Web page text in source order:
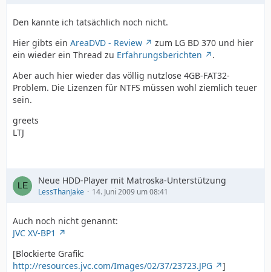
Den kannte ich tatsächlich noch nicht.
Hier gibts ein AreaDVD - Review
zum LG BD 370 und hier
ein wieder ein Thread zu Erfahrungsberichten
.
Aber auch hier wieder das völlig nutzlose 4GB-FAT32-
Problem. Die Lizenzen für NTFS müssen wohl ziemlich teuer
sein.
greets
LTJ
Neue HDD-Player mit Matroska-Unterstützung
LessThanJake 14. Juni 2009 um 08:41
Auch noch nicht genannt:
JVC XV-BP1
[Blockierte Grafik:
http://resources.jvc.com/Images/02/37/23723.JPG
]